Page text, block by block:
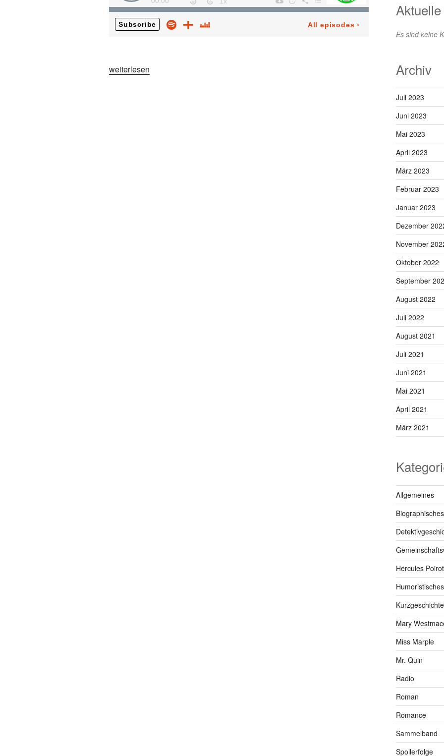
„23
weiterlesen
Es sind keine
Archiv
Juli 2023
Juni 2023
Mai 2023
April 2023
März 2023
Februar 2023
Januar 2023
Dezember
November
Oktober 2022
September
August 2022
Juli 2022
August 2021
Juli 2021
Juni 2021
Mai 2021
April 2021
März 2021
Allgemeines
Biographisches
Hercules Poirot
Humoristisches
Kurzgeschichte
Mary
Miss Marple
Mr. Quin
Radio
Roman
Romance
Sammelband
Spoilerfolge